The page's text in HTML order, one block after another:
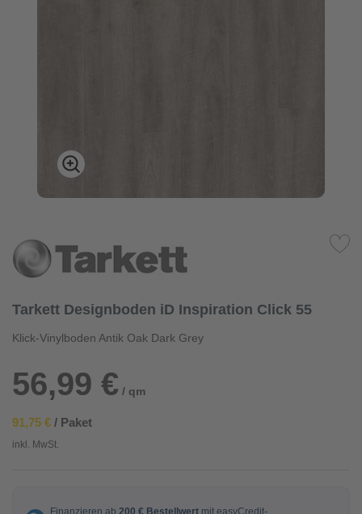
Tarkett Designboden iD Inspiration Click 55
Klick-Vinylboden Antik Oak Dark Grey
56,99 € / qm
91,75 € / Paket
inkl. MwSt.